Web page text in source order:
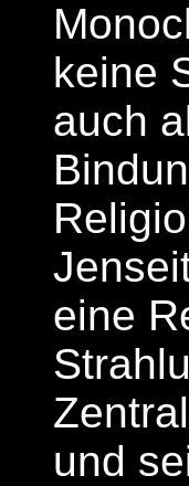
keine
auch
eine
und